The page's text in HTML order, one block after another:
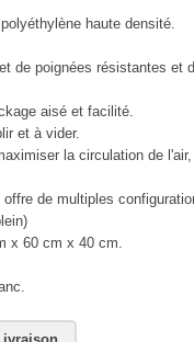
haute densité.
de poignées résistantes et
aisé et facilité.
et à vider.
la circulation de
de multiples
x 60 cm x 40 cm.